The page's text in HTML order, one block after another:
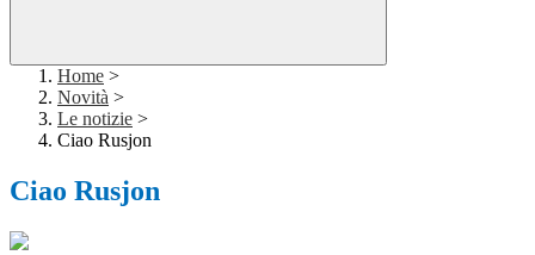
Home >
Novità >
Le notizie >
Ciao Rusjon
Ciao Rusjon